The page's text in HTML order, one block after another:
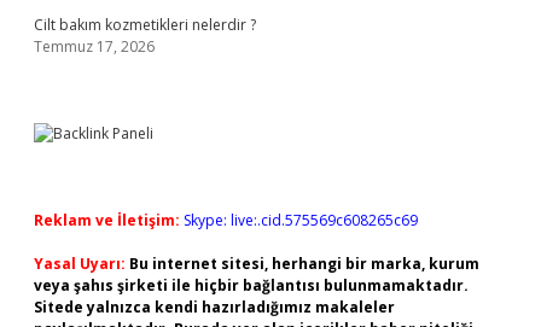
Cilt bakım kozmetikleri nelerdir ?
Temmuz 17, 2026
Reklam ve İletişim: Skype: live:.cid.575569c608265c69
Yasal Uyarı: Bu internet sitesi, herhangi bir marka, kurum
veya şahıs şirketi ile hiçbir bağlantısı bulunmamaktadır.
Sitede yalnızca kendi hazırladığımız makaleler